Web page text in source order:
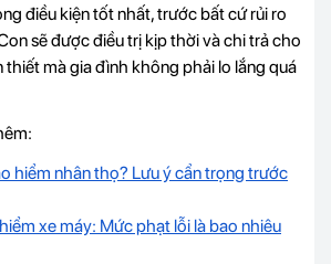
điều kiện tốt nhất, trước bất cứ rủi ro
sẽ được điều trị kịp thời và chi trả cho
thiết mà gia đình không phải lo lắng quá
hiểm nhân thọ? Lưu ý cẩn trọng trước
xe máy: Mức phạt lỗi là bao nhiêu